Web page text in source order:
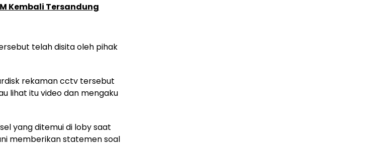
Kembali Tersandung
telah disita oleh pihak
rekaman cctv tersebut
lihat itu video dan mengaku
yang ditemui di loby saat
memberikan statemen soal